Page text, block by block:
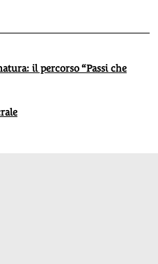
il percorso “Passi che